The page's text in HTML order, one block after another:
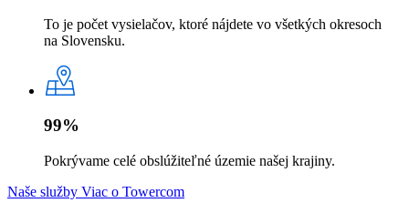
To je počet vysielačov, ktoré nájdete vo všetkých okresoch
na Slovensku.
99%
Pokrývame celé obslúžiteľné územie našej krajiny.
Naše služby Viac o Towercom